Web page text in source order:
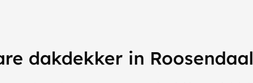
dakdekker in Roosendaal